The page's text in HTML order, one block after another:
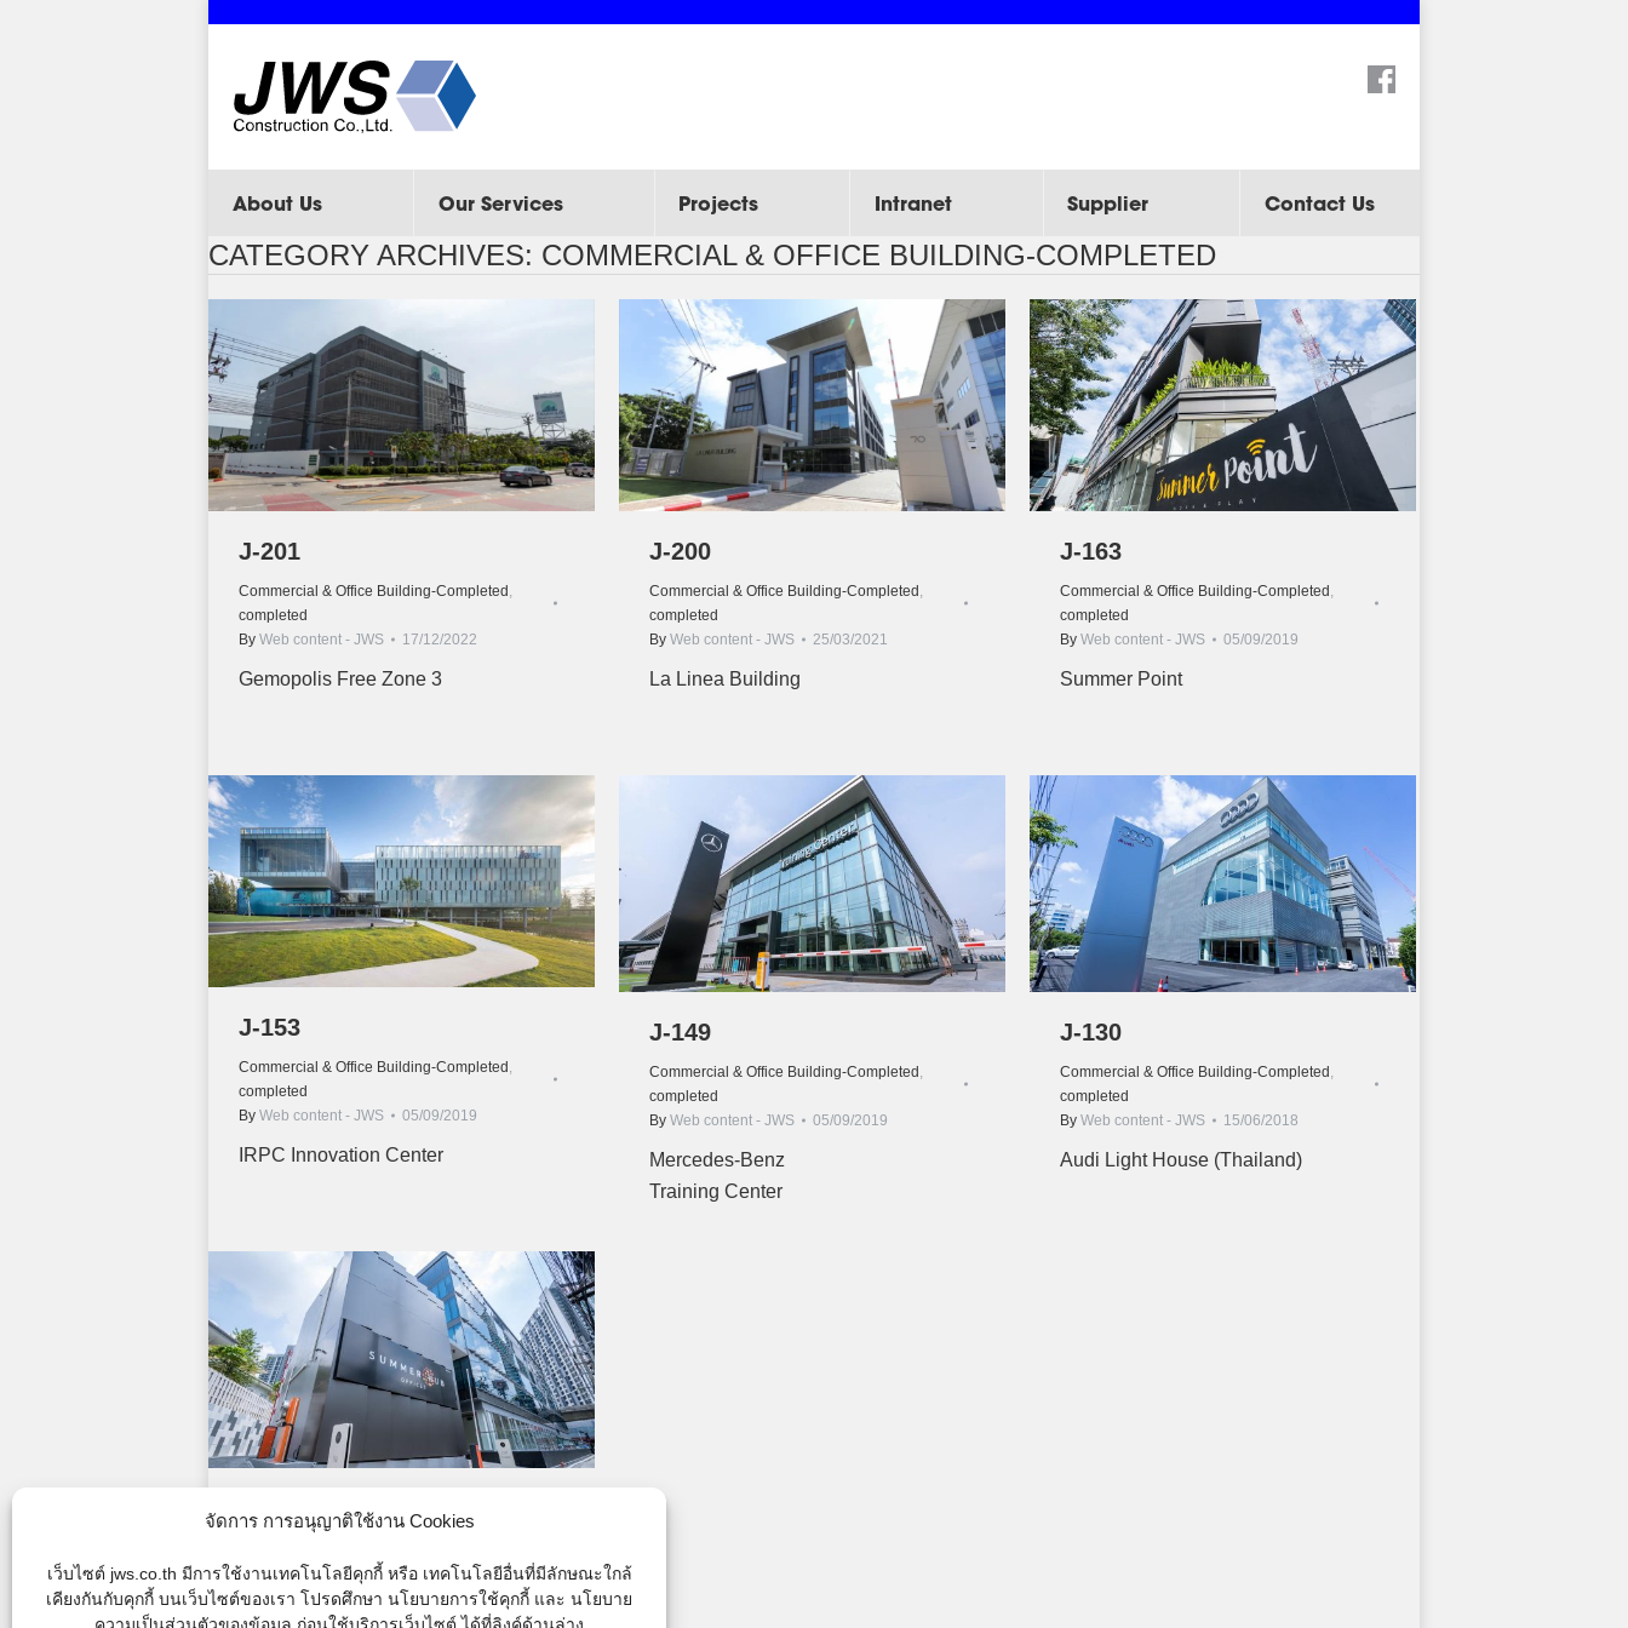
จัดการ การอนุญาติใช้งาน Cookies
เว็บไซต์ jws.co.th มีการใช้งานเทคโนโลยีคุกกี้ หรือ เทคโนโลยีอื่นที่มีลักษณะใกล้
เคียงกันกับคุกกี้ บนเว็บไซต์ของเรา โปรดศึกษา นโยบายการใช้คุกกี้ และ นโยบาย
Search:
About Us Our Services Projects Intranet Supplier Contact Us
CATEGORY ARCHIVES: COMMERCIAL & OFFICE BUILDING-COMPLETED
J-201
Commercial & Office Building-Completed ,
completed
By Web content - JWS 17/12/2022
Gemopolis Free Zone 3
J-200
Commercial & Office Building-Completed ,
completed
By Web content - JWS 25/03/2021
La Linea Building
J-163
Commercial & Office Building-Completed ,
completed
By Web content - JWS 05/09/2019
Summer Point
J-153
Commercial & Office Building-Completed ,
completed
By Web content - JWS 05/09/2019
IRPC Innovation Center
J-149
Commercial & Office Building-Completed ,
completed
By Web content - JWS 05/09/2019
Mercedes-Benz
Training Center
J-130
Commercial & Office Building-Completed ,
completed
By Web content - JWS 15/06/2018
Audi Light House (Thailand)
completed
ByWeb content - JWS 15/06/2018